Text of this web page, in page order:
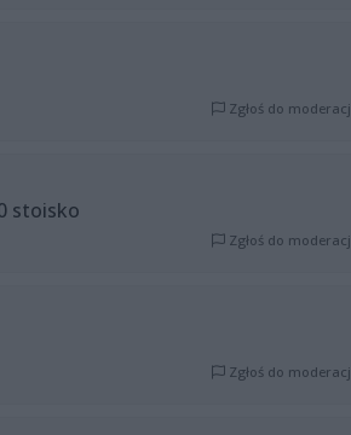
Zgłoś do
stoisko
Zgłoś do
Zgłoś do